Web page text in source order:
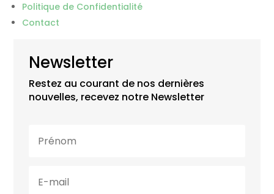
Politique de Confidentialité
Contact
Newsletter
Restez au courant de nos dernières
nouvelles, recevez notre Newsletter